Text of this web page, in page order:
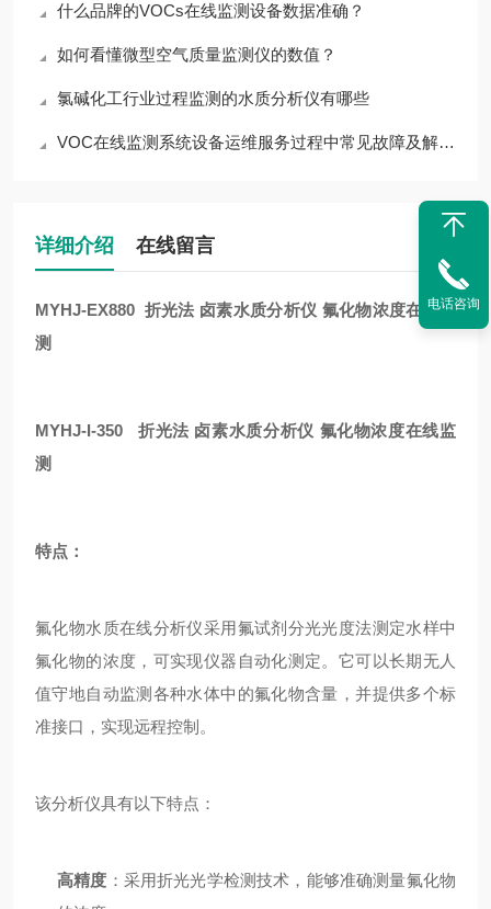
什么品牌的VOCs在线监测设备数据准确？
如何看懂微型空气质量监测仪的数值？
氯碱化工行业过程监测的水质分析仪有哪些
VOC在线监测系统设备运维服务过程中常见故障及解决方法
详细介绍 在线留言
MYHJ-EX880 折光法 卤素水质分析仪 氟化物浓度在线监
测
MYHJ-I-350 折光法 卤素水质分析仪 氟化物浓度在线监
测
特点：
氟化物水质在线分析仪采用氟试剂分光光度法测定水样中
氟化物的浓度，可实现仪器自动化测定。它可以长期无人
值守地自动监测各种水体中的氟化物含量，并提供多个标
准接口，实现远程控制。
该分析仪具有以下特点：
高精度 ：采用折光光学检测技术，能够准确测量氟化物
电话咨询